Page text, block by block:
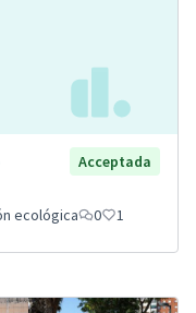
Acceptada
ecológica 0 1